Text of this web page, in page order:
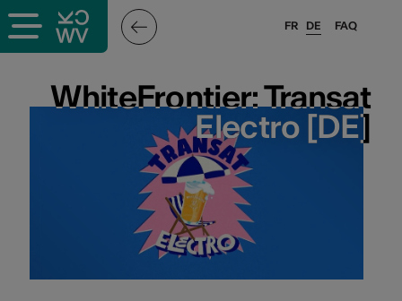
FAQ
FR DE
WhiteFrontier: Transat
Electro [DE]
WhiteFrontier: Transat
Electro [DE]